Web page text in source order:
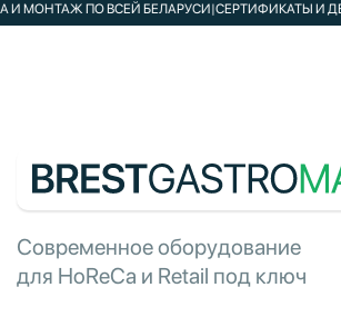
МОНТАЖ ПО ВСЕЙ БЕЛАРУСИ|СЕРТИФИКАТЫ И
Современное оборудование
для HoReCa и Retail под ключ